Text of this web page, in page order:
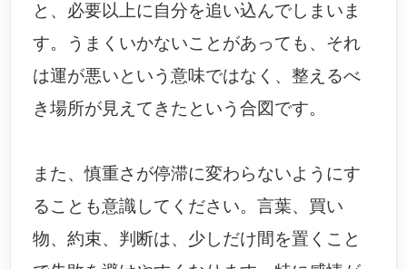
と、必要以上に自分を追い込んでしまいま
す。うまくいかないことがあっても、それ
は運が悪いという意味ではなく、整えるべ
き場所が見えてきたという合図です。
また、慎重さが停滞に変わらないようにす
ることも意識してください。言葉、買い
物、約束、判断は、少しだけ間を置くこと